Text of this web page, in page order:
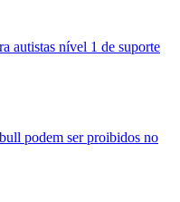
autistas nível 1 de suporte
podem ser proibidos no